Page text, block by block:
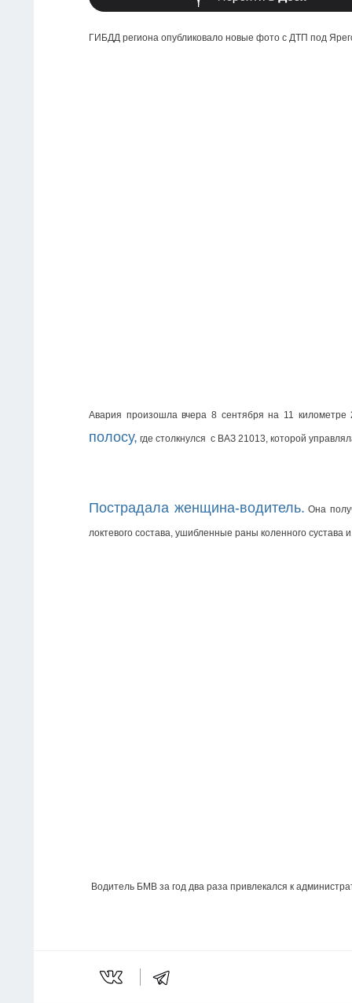
ГИБДД региона опубликовало новые фото с ДТП под
Авария произошла вчера 8 сентября на 11
полосу, где столкнулся  с ВАЗ 21013, которой
Пострадала женщина-водитель. Она
локтевого состава, ушибленные раны коленного
Водитель БМВ за год два раза привлекался к